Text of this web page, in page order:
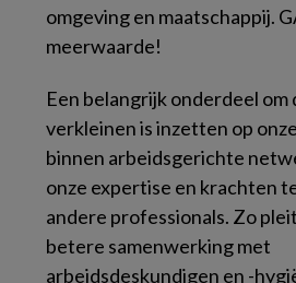
omgeving en maatschappij.
meerwaarde!
Een belangrijk onderdeel om
verkleinen is inzetten op
binnen arbeidsgerichte
onze expertise en krachten
andere professionals. Zo
betere samenwerking met
arbeidsdeskundigen en -